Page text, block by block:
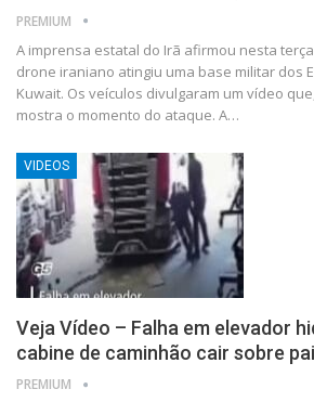
PREMIUM
A imprensa estatal do Irã afirmou nesta
drone iraniano atingiu uma base militar dos
Kuwait. Os veículos divulgaram um vídeo
mostra o momento do ataque. A…
VIDEOS
Veja Vídeo – Falha em elevador
cabine de caminhão cair sobre
PREMIUM